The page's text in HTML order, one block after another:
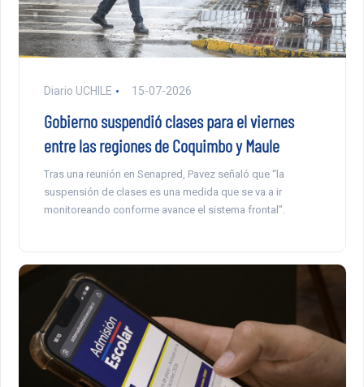
Diario UCHILE 15-07-2026
Gobierno suspendió clases para el viernes
entre las regiones de Coquimbo y Maule
Tras una reunión en Senapred, Pavez señaló que “la
suspensión de clases es una medida que se va a ir
monitoreando conforme avance el sistema frontal”.